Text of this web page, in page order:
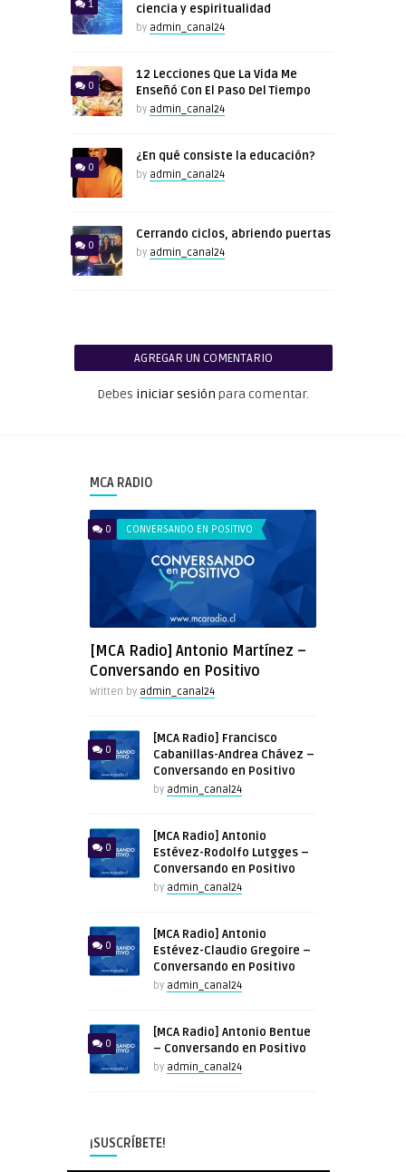
1
ciencia y espiritualidad
by admin_canal24
0
12 Lecciones Que La Vida Me
Enseñó Con El Paso Del Tiempo
by admin_canal24
0
¿En qué consiste la educación?
by admin_canal24
0
Cerrando ciclos, abriendo puertas
by admin_canal24
AGREGAR UN COMENTARIO
Debes iniciar sesión para comentar.
MCA RADIO
0 CONVERSANDO EN POSITIVO
[MCA Radio] Antonio Martínez –
Conversando en Positivo
Written by admin_canal24
0
[MCA Radio] Francisco
Cabanillas-Andrea Chávez –
Conversando en Positivo
by admin_canal24
0
[MCA Radio] Antonio
Estévez-Rodolfo Lutgges –
Conversando en Positivo
by admin_canal24
0
[MCA Radio] Antonio
Estévez-Claudio Gregoire –
Conversando en Positivo
by admin_canal24
0
[MCA Radio] Antonio Bentue
– Conversando en Positivo
by admin_canal24
¡SUSCRÍBETE!